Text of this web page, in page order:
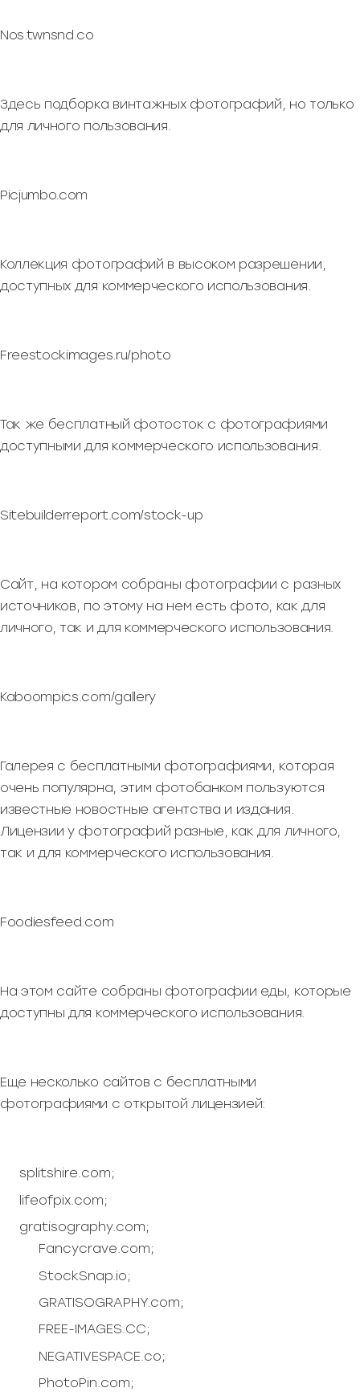
Nos.twnsnd.co
Здесь подборка винтажных фотографий, но только
для личного пользования.
Picjumbo.com
Коллекция фотографий в высоком разрешении,
доступных для коммерческого использования.
Freestockimages.ru/photo
Так же бесплатный фотосток с фотографиями
доступными для коммерческого использования.
Sitebuilderreport.com/stock-up
Сайт, на котором собраны фотографии с разных
источников, по этому на нем есть фото, как для
личного, так и для коммерческого использования.
Kaboompics.com/gallery
Галерея с бесплатными фотографиями, которая
очень популярна, этим фотобанком пользуются
известные новостные агентства и издания.
Лицензии у фотографий разные, как для личного,
так и для коммерческого использования.
Foodiesfeed.com
На этом сайте собраны фотографии еды, которые
доступны для коммерческого использования.
Еще несколько сайтов с бесплатными
фотографиями с открытой лицензией:
splitshire.com;
lifeofpix.com;
gratisography.com;
Fancycrave.com;
StockSnap.io;
GRATISOGRAPHY.com;
FREE-IMAGES.CC;
NEGATIVESPACE.co;
PhotoPin.com;